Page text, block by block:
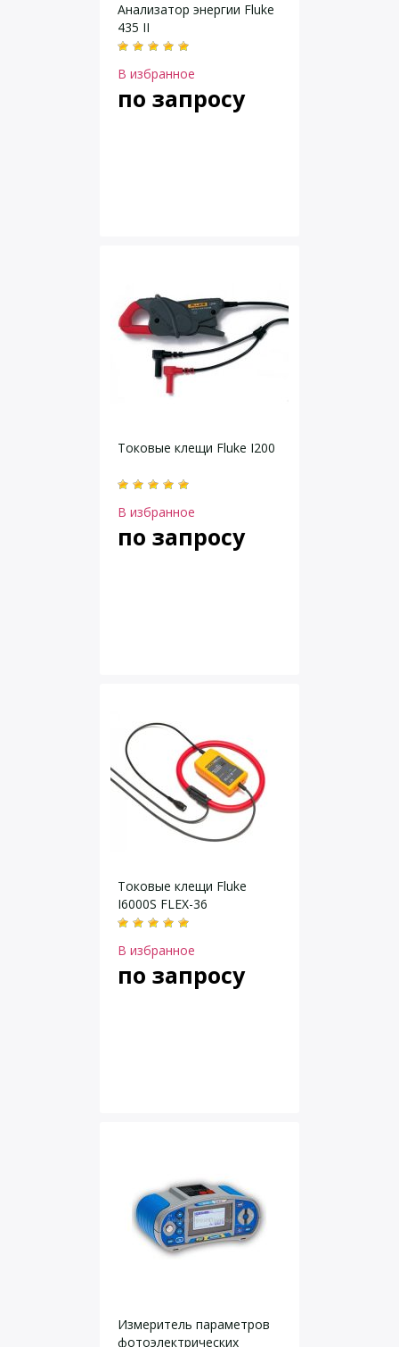
Анализатор энергии Fluke
435 II
В избранное
по запросу
Токовые клещи Fluke I200
В избранное
по запросу
Токовые клещи Fluke
I6000S FLEX-36
В избранное
по запросу
Измеритель параметров
фотоэлектрических